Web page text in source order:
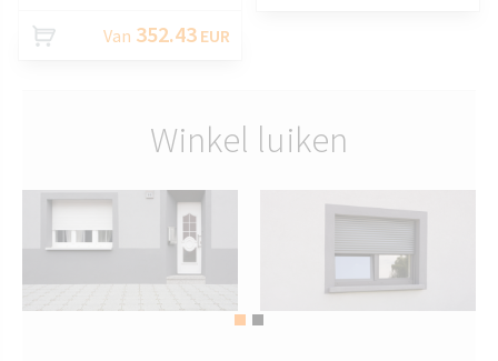
Van 352.43 EUR
Winkel luiken